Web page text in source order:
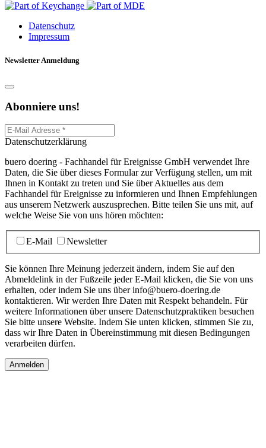
Datenschutz
Impressum
Newsletter Anmeldung
Abonniere uns!
Datenschutzerklärung
buero doering - Fachhandel für Ereignisse GmbH verwendet Ihre
Daten, die Sie über dieses Formular zur Verfügung stellen, um mit
Ihnen in Kontakt zu treten und Sie über Aktuelles aus dem
Fachhandel für Ereignisse zu informieren und Ihnen Empfehlungen
aus unserem Netzwerk auszusprechen. Bitte teilen Sie uns mit, auf
welche Weise Sie von uns hören möchten:
E-Mail Newsletter
Sie können Ihre Meinung jederzeit ändern, indem Sie auf den
Abmeldelink in der Fußzeile jeder E-Mail klicken, die Sie von uns
erhalten, oder indem Sie uns über info@buero-doering.de
kontaktieren. Wir werden Ihre Daten mit Respekt behandeln. Für
weitere Informationen über unsere Datenschutzpraktiken besuchen
Sie bitte unsere Website. Indem Sie unten klicken, stimmen Sie zu,
dass wir Ihre Daten in Übereinstimmung mit diesen Bedingungen
verarbeiten dürfen.